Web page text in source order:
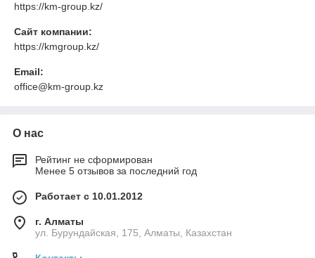
https://km-group.kz/
Сайт компании:
https://kmgroup.kz/
Email:
office@km-group.kz
О нас
Рейтинг не сформирован
Менее 5 отзывов за последний год
Работает с 10.01.2012
г. Алматы
ул. Бурундайская, 175, Алматы, Казахстан